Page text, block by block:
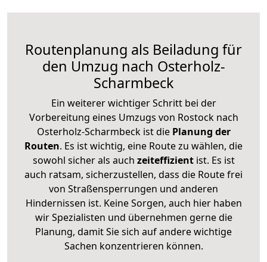
Routenplanung als Beiladung für
den Umzug nach Osterholz-
Scharmbeck
Ein weiterer wichtiger Schritt bei der
Vorbereitung eines Umzugs von Rostock nach
Osterholz-Scharmbeck ist diePlanung der
Routen. Es ist wichtig, eine Route zu wählen, die
sowohl sicher als auch zeiteffizientist. Es ist
auch ratsam, sicherzustellen, dass die Route frei
von Straßensperrungen und anderen
Hindernissen ist. Keine Sorgen, auch hier haben
wir Spezialisten und übernehmen gerne die
Planung, damit Sie sich auf andere wichtige
Sachen konzentrieren können.